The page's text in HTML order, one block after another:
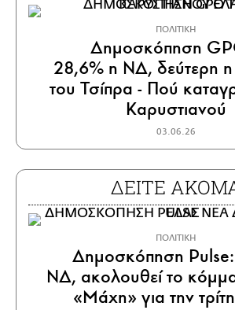
ΠΟΛΙΤΙΚΗ
Δημοσκόπηση
28,6% η ΝΔ, δεύτερη
του Τσίπρα - Πού
Καρυστιανού
03.06.26
ΔΕΙΤΕ
ΠΟΛΙΤΙΚΗ
Δημοσκόπηση
ΝΔ, ακολουθεί το
«Μάχη» για την